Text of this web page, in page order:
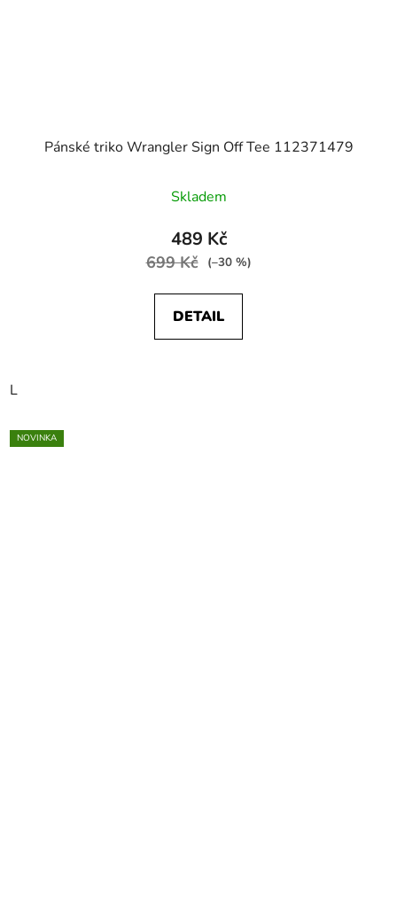
Pánské triko Wrangler Sign Off Tee 112371479
Skladem
489 Kč
699 Kč (–30 %)
DETAIL
L
NOVINKA